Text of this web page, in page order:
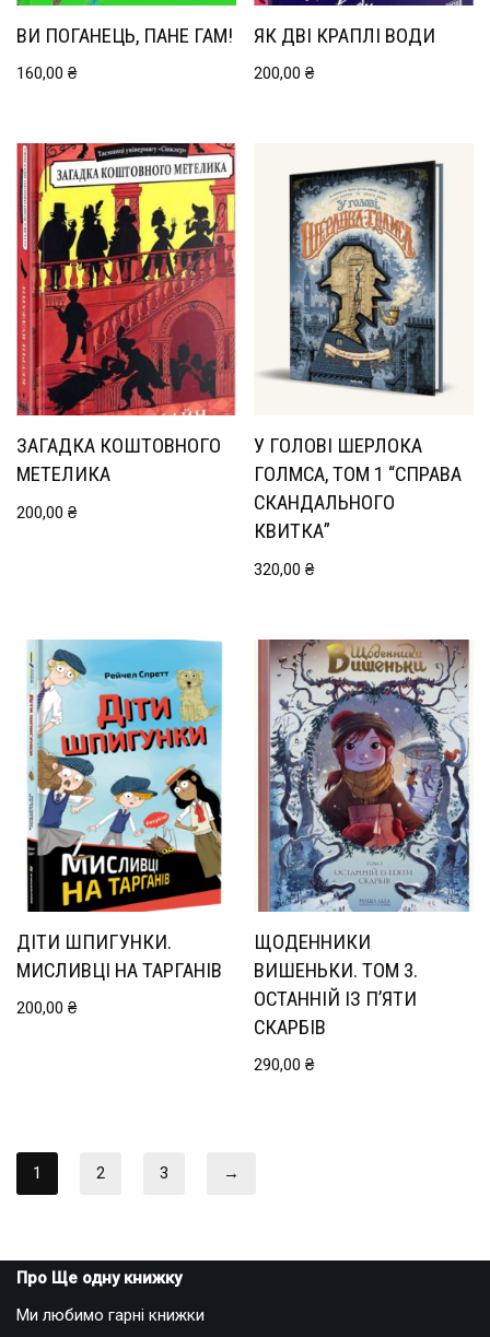
ВИ ПОГАНЕЦЬ, ПАНЕ ГАМ!
160,00 ₴
ЯК ДВІ КРАПЛІ ВОДИ
200,00₴
ЗАГАДКА КОШТОВНОГО
МЕТЕЛИКА
200,00 ₴
У ГОЛОВІ ШЕРЛОКА
ГОЛМСА, ТОМ 1 “СПРАВА
СКАНДАЛЬНОГО
КВИТКА”
320,00₴
ДІТИ ШПИГУНКИ.
МИСЛИВЦІ НА ТАРГАНІВ
200,00 ₴
ЩОДЕННИКИ
ВИШЕНЬКИ. ТОМ 3.
ОСТАННІЙ ІЗ П’ЯТИ
СКАРБІВ
290,00₴
1 2 3 →
Про Ще одну книжку
Ми любимо гарні книжки